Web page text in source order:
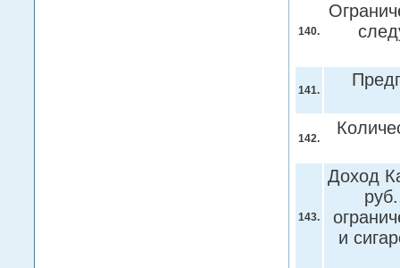
140.
141.
142.
143.
Доход
и